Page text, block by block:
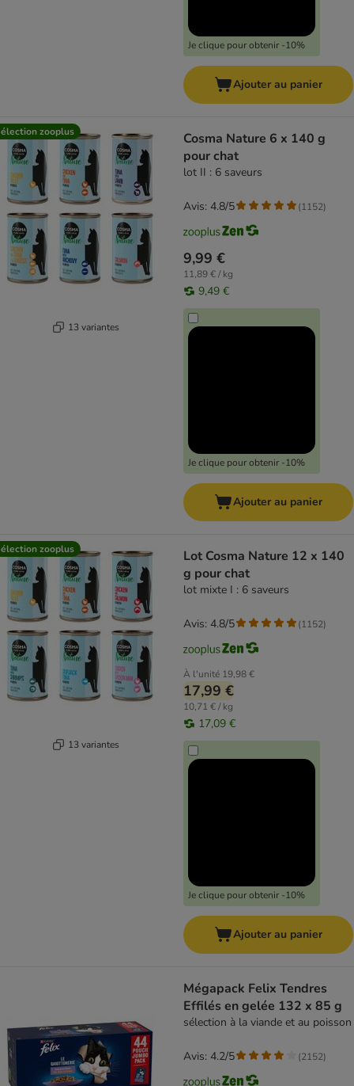
Je clique pour obtenir -10%
Ajouter au panier
zooplus
13 variantes
Cosma Nature 6 x 140 g
pour chat
lot II : 6 saveurs
9,99 €
11,89 € / kg
9,49 €
Je clique pour obtenir -10%
Avis: 4.8/5 (1152)
Ajouter au panier
zooplus
13 variantes
Lot Cosma Nature 12 x 140
g pour chat
lot mixte I : 6 saveurs
À l'unité 19,98 €
17,99 €
10,71 € / kg
17,09 €
Je clique pour obtenir -10%
Avis: 4.8/5 (1152)
Ajouter au panier
Mégapack Felix Tendres
Effilés en gelée 132 x 85 g
sélection à la viande et au poisson
Avis: 4.2/5 (2152)